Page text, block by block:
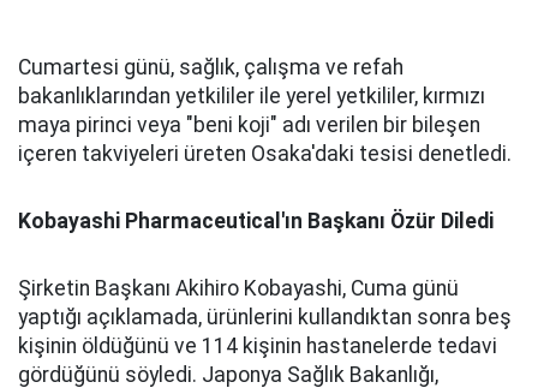
Cumartesi günü, sağlık, çalışma ve refah
bakanlıklarından yetkililer ile yerel yetkililer, kırmızı
maya pirinci veya "beni koji" adı verilen bir bileşen
içeren takviyeleri üreten Osaka'daki tesisi denetledi.
Kobayashi Pharmaceutical'ın Başkanı Özür Diledi
Şirketin Başkanı Akihiro Kobayashi, Cuma günü
yaptığı açıklamada, ürünlerini kullandıktan sonra beş
kişinin öldüğünü ve 114 kişinin hastanelerde tedavi
gördüğünü söyledi. Japonya Sağlık Bakanlığı,